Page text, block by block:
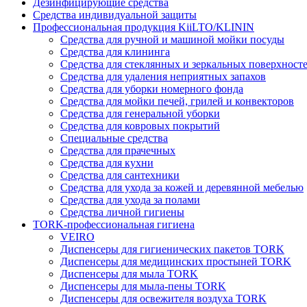
Средства индивидуальной защиты
Профессиональная продукция KiiLTO/KLININ
Средства для ручной и машиной мойки посуды
Средства для клининга
Средства для стеклянных и зеркальных
Средства для удаления неприятных запахов
Средства для уборки номерного фонда
Средства для мойки печей, грилей и конвекторов
Средства для генеральной уборки
Средства для ковровых покрытий
Специальные средства
Средства для прачечных
Средства для кухни
Средства для сантехники
Средства для ухода за кожей и деревянной мебелью
Средства для ухода за полами
Средства личной гигиены
TORK-профессиональная гигиена
VEIRO
Диспенсеры для гигиенических пакетов TORK
Диспенсеры для медицинских простыней TORK
Диспенсеры для мыла TORK
Диспенсеры для мыла-пены TORK
Диспенсеры для освежителя воздуха TORK